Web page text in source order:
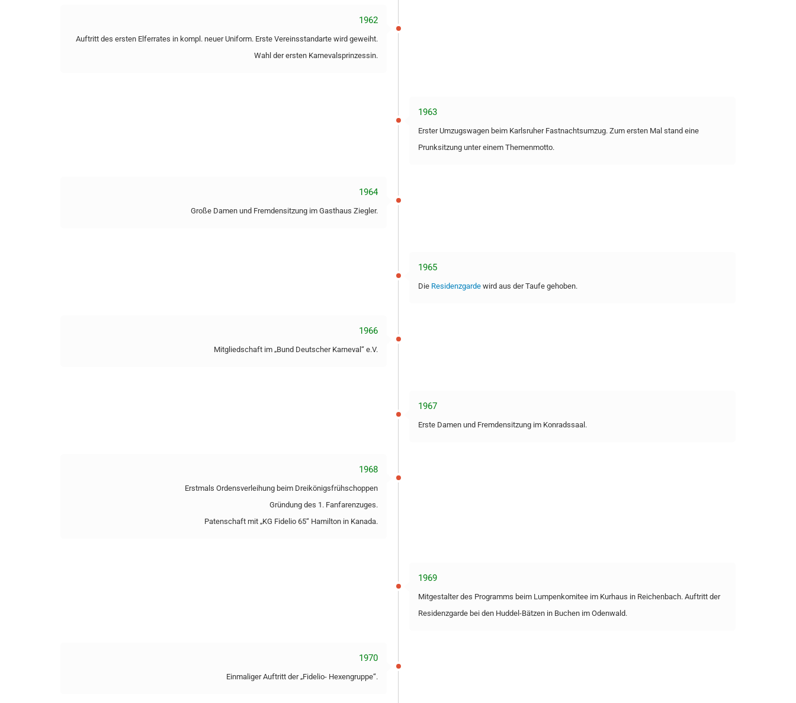
1962
Auftritt des ersten Elferrates in kompl. neuer Uniform. Erste Vereinsstandarte wird geweiht.
Wahl der ersten Karnevalsprinzessin.
1963
Erster Umzugswagen beim Karlsruher Fastnachtsumzug. Zum ersten Mal stand eine
Prunksitzung unter einem Themenmotto.
1964
Große Damen und Fremdensitzung im Gasthaus Ziegler.
1965
Die Residenzgarde wird aus der Taufe gehoben.
1966
Mitgliedschaft im „Bund Deutscher Karneval“ e.V.
1967
Erste Damen und Fremdensitzung im Konradssaal.
1968
Erstmals Ordensverleihung beim Dreikönigsfrühschoppen
Gründung des 1. Fanfarenzuges.
Patenschaft mit „KG Fidelio 65“ Hamilton in Kanada.
1969
Mitgestalter des Programms beim Lumpenkomitee im Kurhaus in Reichenbach. Auftritt der
Residenzgarde bei den Huddel-Bätzen in Buchen im Odenwald.
1970
Einmaliger Auftritt der „Fidelio- Hexengruppe“.